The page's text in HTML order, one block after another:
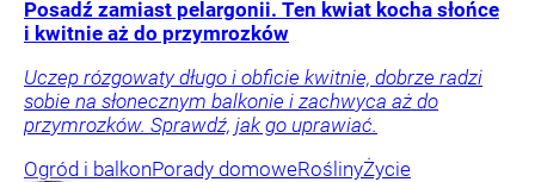
Posadź zamiast pelargonii. Ten kwiat kocha słońce
i kwitnie aż do przymrozków
Uczep rózgowaty długo i obficie kwitnie, dobrze radzi
sobie na słonecznym balkonie i zachwyca aż do
przymrozków. Sprawdź, jak go uprawiać.
Ogród i balkonPorady domoweRoślinyŻycie